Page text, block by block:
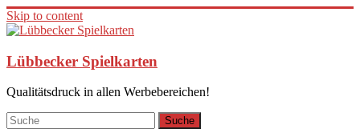
Skip to content
Lübbecker Spielkarten
Qualitätsdruck in allen Werbebereichen!